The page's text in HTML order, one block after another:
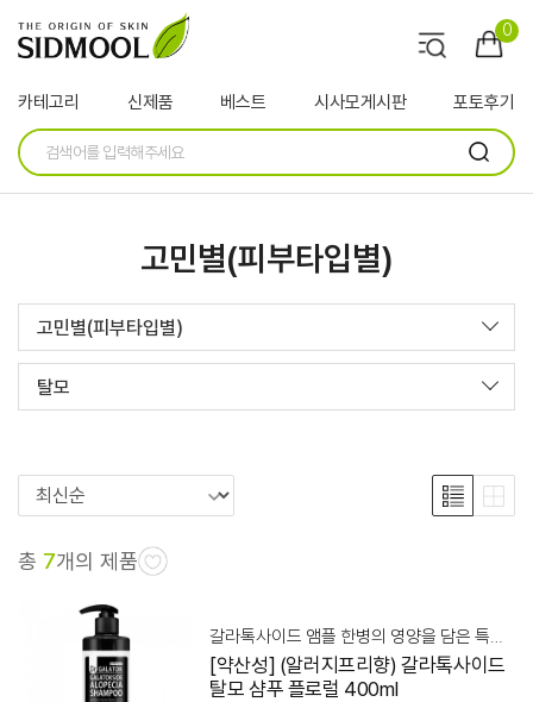
0
카테고리 신제품 베스트 시사모게시판 포토후기
고민별(피부타입별)
고민별(피부타입별)
탈모
총 7개의 제품
갈라톡사이드 앰플 한병의 영양을 담은 특별함
[약산성] (알러지프리향) 갈라톡사이드
탈모 샴푸 플로럴 400ml